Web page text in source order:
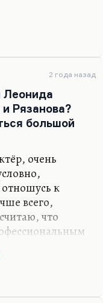
хотел снять
эту коллизию),
свободу. Ну, в
ею собственных
2 года назад
Леонида
Рязанова?
большой
очень
к
всего,
что
собственный
действием
он закалился